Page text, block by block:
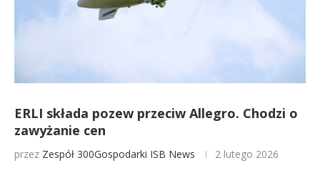
ERLI składa pozew przeciw Allegro. Chodzi o
zawyżanie cen
przez Zespół 300Gospodarki ISB News 2 lutego 2026